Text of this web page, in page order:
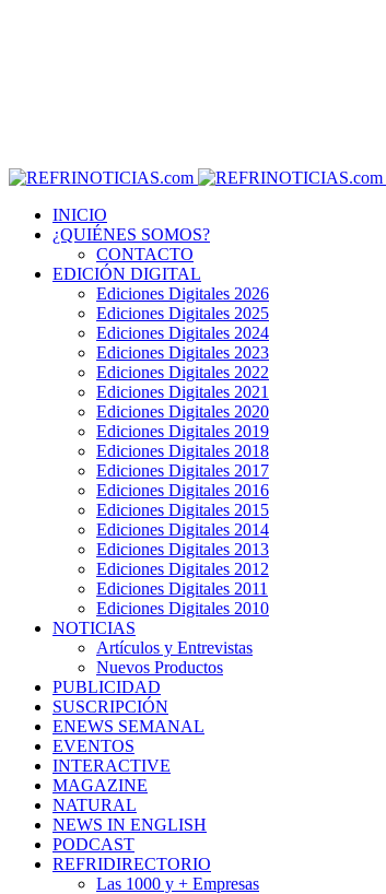
INICIO
¿QUIÉNES SOMOS?
CONTACTO
EDICIÓN DIGITAL
Ediciones Digitales 2026
Ediciones Digitales 2025
Ediciones Digitales 2024
Ediciones Digitales 2023
Ediciones Digitales 2022
Ediciones Digitales 2021
Ediciones Digitales 2020
Ediciones Digitales 2019
Ediciones Digitales 2018
Ediciones Digitales 2017
Ediciones Digitales 2016
Ediciones Digitales 2015
Ediciones Digitales 2014
Ediciones Digitales 2013
Ediciones Digitales 2012
Ediciones Digitales 2011
Ediciones Digitales 2010
NOTICIAS
Artículos y Entrevistas
Nuevos Productos
PUBLICIDAD
SUSCRIPCIÓN
ENEWS SEMANAL
EVENTOS
INTERACTIVE
MAGAZINE
NATURAL
NEWS IN ENGLISH
PODCAST
REFRIDIRECTORIO
Las 1000 y + Empresas